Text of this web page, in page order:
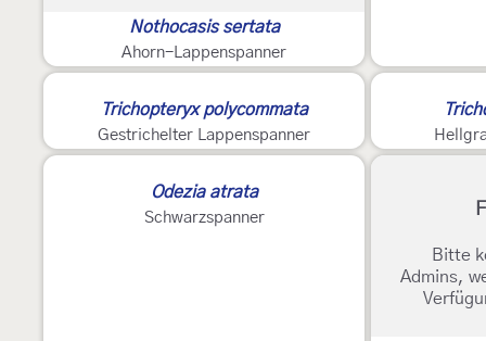
Nothocasis sertata
Ahorn-Lappenspanner
Trichopteryx polycommata
Gestrichelter Lappenspanner
Odezia atrata
Schwarzspanner
Bitte
Admins,